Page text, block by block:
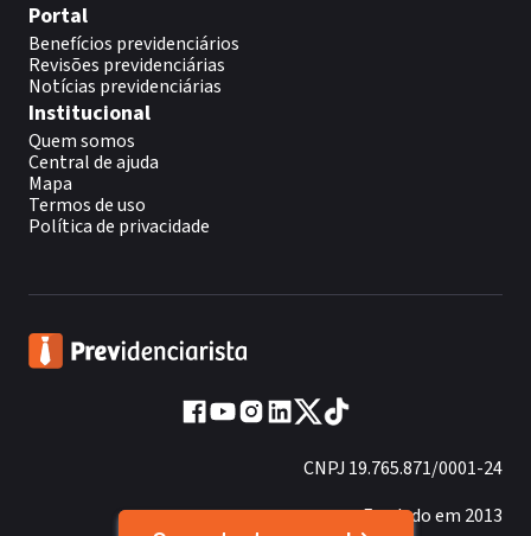
Portal
Benefícios previdenciários
Revisões previdenciárias
Notícias previdenciárias
Institucional
Quem somos
Central de ajuda
Mapa
Termos de uso
Política de privacidade
CNPJ 19.765.871/0001-24
Fundado em 2013